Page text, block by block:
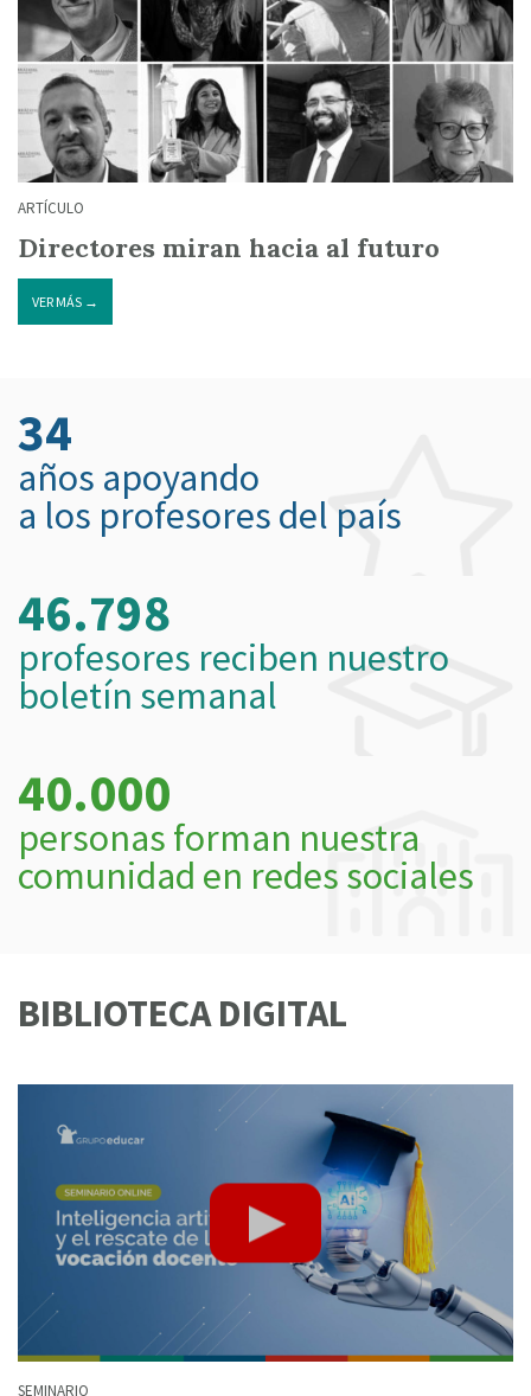
ARTÍCULO
Directores miran hacia al futuro
VER MÁS →
34
años apoyando
a los profesores del país
46.798
profesores reciben nuestro
boletín semanal
40.000
personas forman nuestra
comunidad en redes sociales
BIBLIOTECA DIGITAL
SEMINARIO